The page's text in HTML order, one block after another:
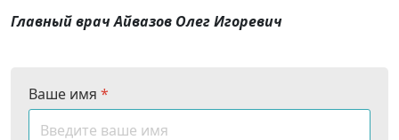
Главный врач Айвазов Олег Игоревич
Ваше имя *